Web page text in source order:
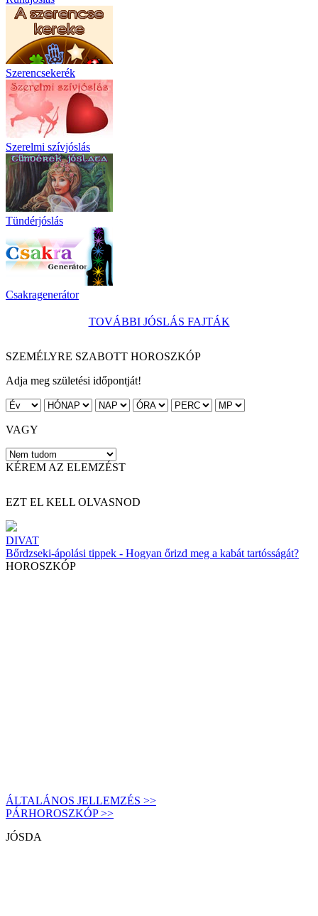
Szerencsekerék
Szerelmi szívjóslás
Tündérjóslás
Csakragenerátor
TOVÁBBI JÓSLÁS FAJTÁK
SZEMÉLYRE SZABOTT HOROSZKÓP
Adja meg születési időpontját!
VAGY
KÉREM AZ ELEMZÉST
EZT EL KELL OLVASNOD
DIVAT
Bőrdzseki-ápolási tippek - Hogyan őrizd meg a kabát tartósságát?
HOROSZKÓP
ÁLTALÁNOS JELLEMZÉS >>
PÁRHOROSZKÓP >>
JÓSDA